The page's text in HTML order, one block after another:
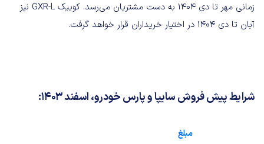
زمانی مهر تا دی 1404 به دست مشتریان می‌رسد. کوییک GXR-L نیز
آبان تا دی 1404 در اختیار خریداران قرار خواهد گرفت.
شرایط پیش فروش سایپا و پارس خودرو، اسفند 1403:
مبلغ